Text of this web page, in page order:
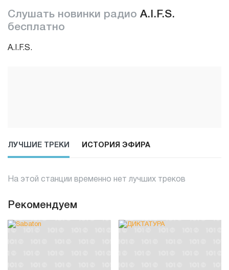
Слушать новинки радио A.I.F.S.
бесплатно
A.I.F.S.
ЛУЧШИЕ ТРЕКИ ИСТОРИЯ ЭФИРА
На этой станции временно нет лучших треков
Рекомендуем